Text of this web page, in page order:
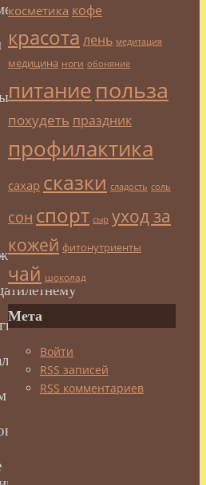
косметика кофе
красота лень медитация
медицина ноги обоняние
питание польза
похудеть праздник
профилактика
сахар сказки сладость соль
сон спорт сыр уход за
кожей фитонутриенты
чай шоколад
Мета
Войти
RSS записей
RSS комментариев